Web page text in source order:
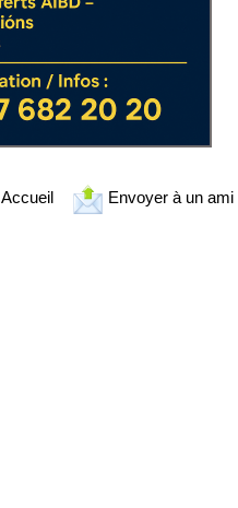
Accueil Envoyer à un ami